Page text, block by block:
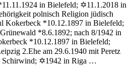
in Bielefeld; ✡11.1.2018 in
polnisch Religion jüdisch
Kokerbeck *10.12.1897 in Bielefeld;
*8.6.1892; nach 8/1942 in
*10.12.1897 in Bielefeld;
2.Ehe am 29.6.1940 mit Peretz
Schirwind; ✡1942 in Riga …